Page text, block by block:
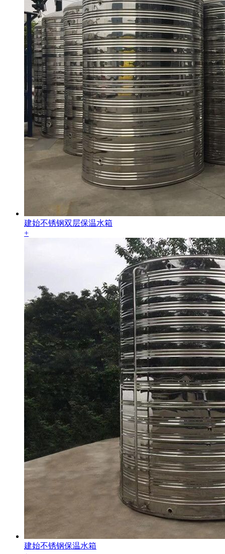
建始不锈钢双层保温水箱
+
建始不锈钢保温水箱